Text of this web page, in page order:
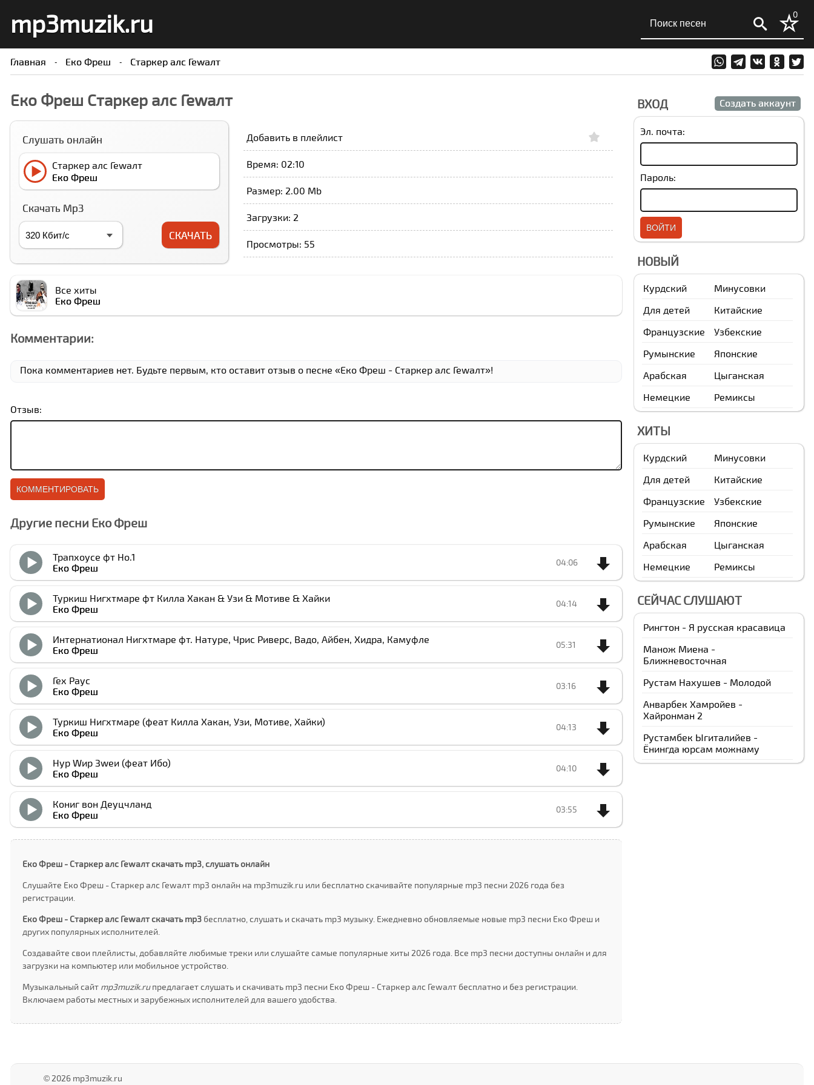
mp3muzik.ru 0
Главная Еко Фреш Старкер алс Геwалт
Еко Фреш Старкер алс Геwалт
Слушать онлайн
Старкер алс Геwалт
Еко Фреш
Скачать Mp3
СКАЧАТЬ
Добавить в плейлист
Время: 02:10
Размер: 2.00 Mb
Загрузки: 2
Просмотры: 55
Все хиты
Еко Фреш
Комментарии:
Пока комментариев нет. Будьте первым, кто оставит отзыв о песне «Еко Фреш - Старкер алс Геwалт»!
Отзыв:
Другие песни Еко Фреш
Трапхоусе фт Но.1
Еко Фреш
04:06
Туркиш Нигхтмаре фт Килла Хакан & Узи & Мотиве & Хайки
Еко Фреш
04:14
Интернатионал Нигхтмаре фт. Натуре, Чрис Риверс, Вадо, Айбен, Хидра, Камуфле
Еко Фреш
05:31
Гех Раус
Еко Фреш
03:16
Туркиш Нигхтмаре (феат Килла Хакан, Узи, Мотиве, Хайки)
Еко Фреш
04:13
Нур Wир Зwеи (феат Ибо)
Еко Фреш
04:10
Кониг вон Деуцчланд
Еко Фреш
03:55
Еко Фреш - Старкер алс Геwалт скачать mp3, слушать онлайн
Слушайте Еко Фреш - Старкер алс Геwалт mp3 онлайн на mp3muzik.ru или бесплатно скачивайте популярные mp3 песни 2026 года без
регистрации.
Еко Фреш - Старкер алс Геwалт скачать mp3бесплатно, слушать и скачать mp3 музыку. Ежедневно обновляемые новые mp3 песни Еко Фреш и
других популярных исполнителей.
Создавайте свои плейлисты, добавляйте любимые треки или слушайте самые популярные хиты 2026 года. Все mp3 песни доступны онлайн и для
загрузки на компьютер или мобильное устройство.
Музыкальный сайт mp3muzik.ruпредлагает слушать и скачивать mp3 песни Еко Фреш - Старкер алс Геwалт бесплатно и без регистрации.
Включаем работы местных и зарубежных исполнителей для вашего удобства.
ВХОД Создать аккаунт
Эл. почта:
Пароль:
НОВЫЙ
Курдский
Минусовки
Для детей
Китайские
Французские
Узбекские
Румынские
Японские
Арабская
Цыганская
Немецкие
Ремиксы
ХИТЫ
Курдский
Минусовки
Для детей
Китайские
Французские
Узбекские
Румынские
Японские
Арабская
Цыганская
Немецкие
Ремиксы
СЕЙЧАС СЛУШАЮТ
Рингтон - Я русская красавица
Манож Миена -
Ближневосточная
Рустам Нахушев - Молодой
Анварбек Xамройев -
Хайронман 2
Рустамбек Ыгиталийев -
️Ёнингда юрсам можнаму
© 2026 mp3muzik.ru